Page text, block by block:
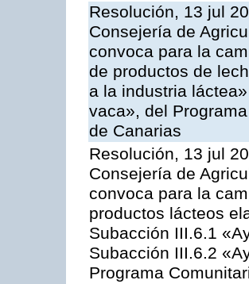
Resolución, 13 jul
Consejería de
convoca para la
de productos de
a la industria
vaca», del
de Canarias
Resolución, 13 jul
Consejería de
convoca para la
productos lácteos
Subacción III.6.1
Subacción III.6.2
Programa